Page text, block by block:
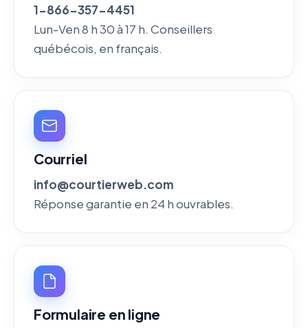
1-866-357-4451
Lun-Ven 8 h 30 à 17 h. Conseillers
québécois, en français.
Courriel
info@courtierweb.com
Réponse garantie en 24 h ouvrables.
Formulaire en ligne